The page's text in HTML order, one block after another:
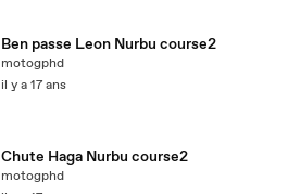
Ben passe Leon Nurbu course2
motogphd
il y a 17 ans
Chute Haga Nurbu course2
motogphd